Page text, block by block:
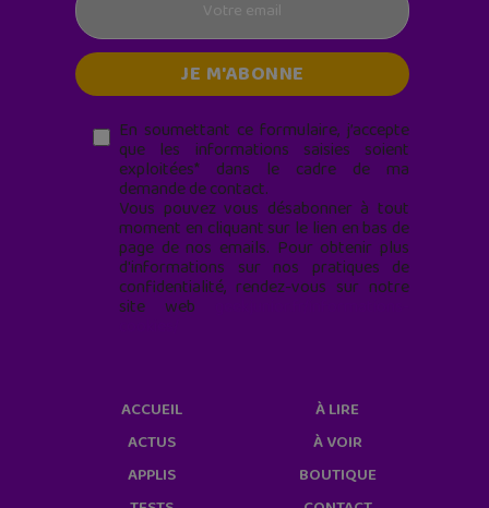
En soumettant ce formulaire, j’accepte
que les informations saisies soient
exploitées* dans le cadre de ma
demande de contact.
Vous pouvez vous désabonner à tout
moment en cliquant sur le lien en bas de
page de nos emails. Pour obtenir plus
d'informations sur nos pratiques de
confidentialité, rendez-vous sur notre
site web
ACCUEIL
ACTUS
APPLIS
À LIRE
À VOIR
BOUTIQUE